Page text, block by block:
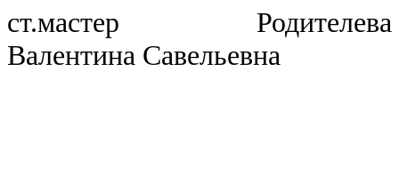
ст.мастер Родителева
Валентина Савельевна